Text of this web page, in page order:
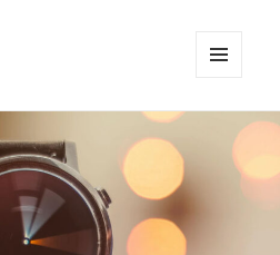
WIDGETS